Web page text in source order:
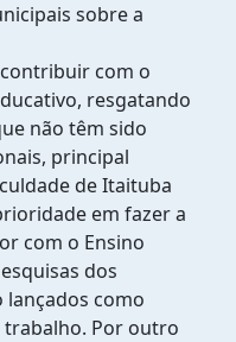
sobre a
com o
resgatando
não têm sido
principal
de Itaituba
em fazer a
com o Ensino
dos
lançados como
Por outro